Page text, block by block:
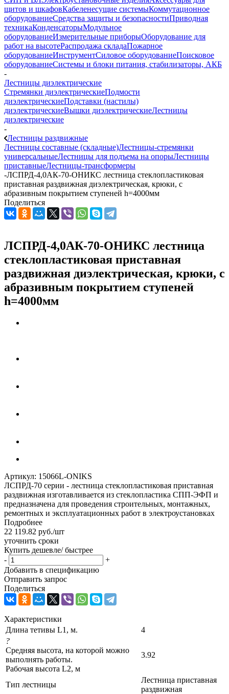
щитов и шкафовКабеленесущие системыКоммутационное
оборудованиеСредства защиты и безопасностиПриводная
техникаКонденсаторыМодульное
оборудованиеИзмерительные приборыОборудование для
работ на высотеРаспродажа складаПожарное
оборудованиеИнструментСиловое оборудованиеПоисковое
оборудованиеСистемы и блоки питания, стабилизаторы, АКБ
-
Лестницы диэлектрические
Стремянки диэлектрическиеПодмости
диэлектрическиеПодставки (настилы)
диэлектрическиеВышки диэлектрическиеЛестницы
диэлектрические
-
Лестницы раздвижные
Лестницы составные (складные)Лестницы-стремянки
универсальныеЛестницы для подъема на опорыЛестницы
приставныеЛестницы-трансформеры
-ЛСПРД-4,0АК-70-ОНИКС лестница стеклопластиковая
приставная раздвижная диэлектрическая, крюки, с
абразивным покрытием ступеней h=4000мм
Поделиться
ЛСПРД-4,0АК-70-ОНИКС лестница
стеклопластиковая приставная
раздвижная диэлектрическая, крюки, с
абразивным покрытием ступеней
h=4000мм
Артикул: 15066L-ONIKS
ЛСПРД-70 серии - лестница стеклопластиковая приставная
раздвижная изготавливается из стеклопластика СПП-ЭФП и
предназначена для проведения строительных, монтажных,
ремонтных и эксплуатационных работ в электроустановках
Подробнее
22 119.82 руб./шт
уточнить сроки
Купить дешевле/ быстрее
-
+
Добавить в спецификацию
Отправить запрос
Поделиться
Характеристики
Длина тетивы L1, м.
4
?
Средняя высота, на которой можно
выполнять работы.
Рабочая высота L2, м
3.92
Тип лестницы
Лестница приставная
раздвижная